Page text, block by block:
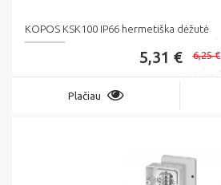
KOPOS KSK100 IP66 hermetiška dėžutė
5,31 € 6,25 €
Plačiau